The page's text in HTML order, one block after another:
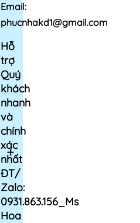
Email:
phucnhakd1@gmail.com
Hỗ
trợ
Quý
khách
nhanh
và
chính
xác
nhất
ĐT/
Zalo:
0931.863.156_Ms
Hoa